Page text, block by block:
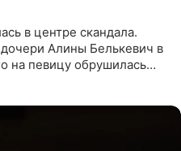
в центре скандала.
Алины Белькевич в
на певицу обрушилась